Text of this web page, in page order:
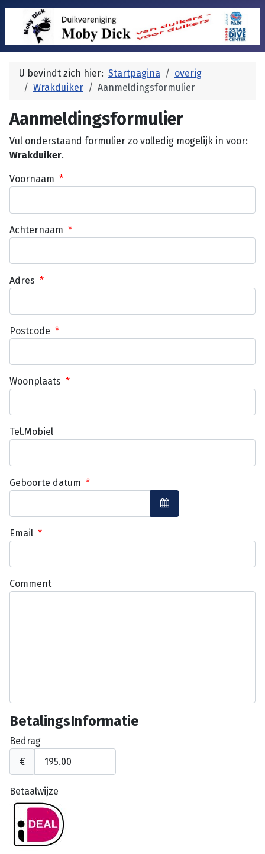
U bevindt zich hier: Startpagina
overig
Wrakduiker
Aanmeldingsformulier
Aanmeldingsformulier
Vul onderstaand formulier zo volledig mogelijk in voor:
Wrakduiker.
Voornaam *
Achternaam *
Adres *
Postcode *
Woonplaats *
Tel.Mobiel
Geboorte datum *
Open de kalender
Email *
Comment
BetalingsInformatie
Bedrag
€
Betaalwijze